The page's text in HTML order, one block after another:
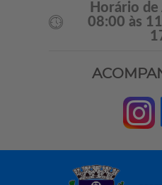
Horário
08:00 às